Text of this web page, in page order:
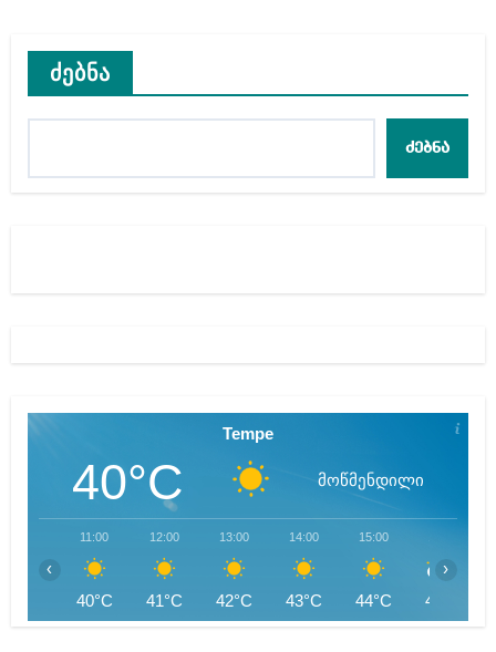
ძებნა
ძებნა
Tempe
40°C მოწმენდილი
11:00
40°C
12:00
41°C
13:00
42°C
14:00
43°C
15:00
44°C 44°C
‹ ›